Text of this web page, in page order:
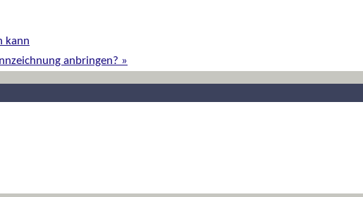
kann
anbringen? »